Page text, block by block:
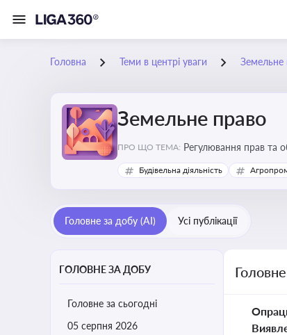
Головна Теми в центрі уваги Земельне
Земельне право
ПРО ЩО ТЕМА: Регулювання прав та
прав власників,
Будівельна діяльність
Головне за добу (AI) Усі публікації
ГОЛОВНЕ ЗА ДОБУ
Головне за сьогодні
05 серпня 2026